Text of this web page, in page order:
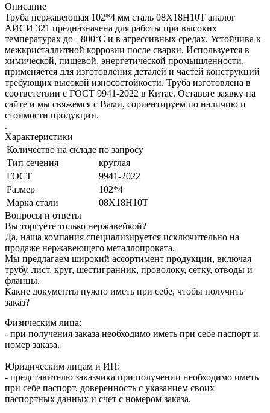
Описание
Труба нержавеющая 102*4 мм сталь 08Х18Н10Т аналог
АИСИ 321 предназначена для работы при высоких
температурах до +800°С и в агрессивных средах. Устойчива к
межкристаллитной коррозии после сварки. Используется в
химической, пищевой, энергетической промышленности,
применяется для изготовления деталей и частей конструкций
требующих высокой износостойкости. Труба изготовлена в
соответствии с ГОСТ 9941-2022 в Китае. Оставьте заявку на
сайте и мы свяжемся с Вами, сориентируем по наличию и
стоимости продукции.
.
Характеристики
Количество на складе по запросу
Тип сечения
круглая
ГОСТ
9941-2022
Размер
102*4
Марка стали
08Х18Н10Т
Вопросы и ответы
Вы торгуете только нержавейкой?
Да, наша компания специализируется исключительно на
продаже нержавеющего металлопроката.
Мы предлагаем широкий ассортимент продукции, включая
трубу, лист, круг, шестигранник, проволоку, сетку, отводы и
фланцы.
Какие документы нужно иметь при себе, чтобы получить
заказ?
Физическим лица:
- при получения заказа необходимо иметь при себе паспорт и
номер заказа.
Юридическим лицам и ИП:
- представителю заказчика при получении необходимо иметь
при себе паспорт, доверенность с указанием своих
паспортных данных и счет с номером заказа.